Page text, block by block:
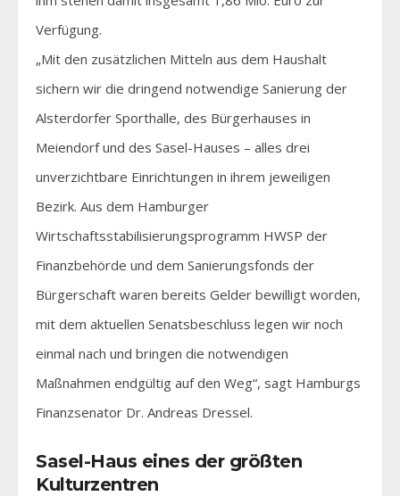
Verfügung.
„Mit den zusätzlichen Mitteln aus dem Haushalt
sichern wir die dringend notwendige Sanierung der
Alsterdorfer Sporthalle, des Bürgerhauses in
Meiendorf und des Sasel-Hauses – alles drei
unverzichtbare Einrichtungen in ihrem jeweiligen
Bezirk. Aus dem Hamburger
Wirtschaftsstabilisierungsprogramm HWSP der
Finanzbehörde und dem Sanierungsfonds der
Bürgerschaft waren bereits Gelder bewilligt worden,
mit dem aktuellen Senatsbeschluss legen wir noch
einmal nach und bringen die notwendigen
Maßnahmen endgültig auf den Weg“, sagt Hamburgs
Finanzsenator Dr. Andreas Dressel.
Sasel-Haus eines der größten
Kulturzentren